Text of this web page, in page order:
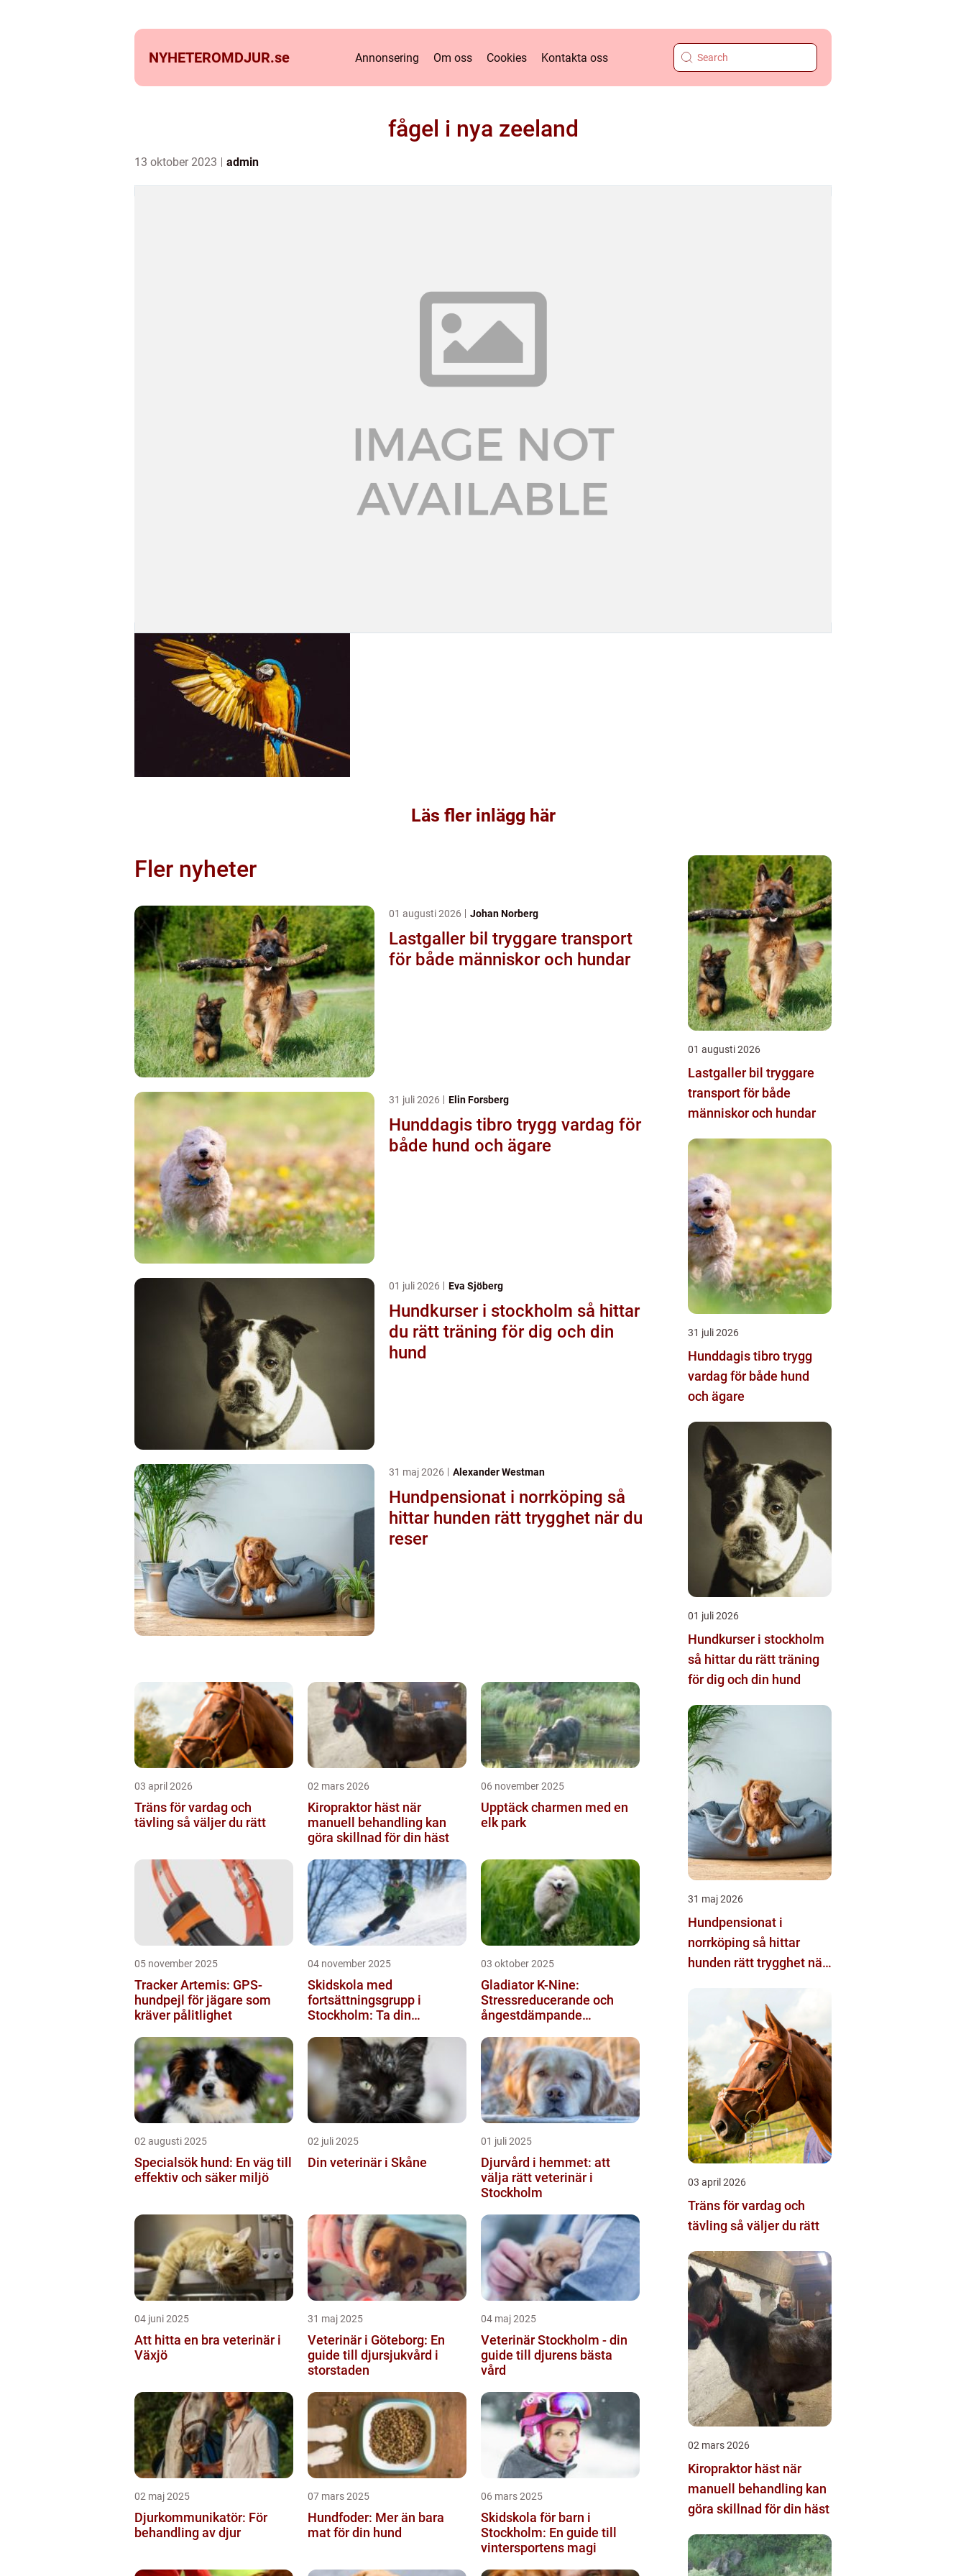
NYHETEROMDJUR.se Annonsering Om oss Cookies Kontakta oss
fågel i nya zeeland
13 oktober 2023 admin
Läs fler inlägg här
Fler nyheter
01 augusti 2026 Johan Norberg
Lastgaller bil tryggare transport
för både människor och hundar
31 juli 2026 Elin Forsberg
Hunddagis tibro trygg vardag för
både hund och ägare
01 juli 2026 Eva Sjöberg
Hundkurser i stockholm så hittar
du rätt träning för dig och din
hund
31 maj 2026 Alexander Westman
Hundpensionat i norrköping så
hittar hunden rätt trygghet när du
reser
03 april 2026
Träns för vardag och
tävling så väljer du rätt
02 mars 2026
Kiropraktor häst när
manuell behandling kan
göra skillnad för din häst
06 november 2025
Upptäck charmen med en
elk park
05 november 2025
Tracker Artemis: GPS-
hundpejl för jägare som
kräver pålitlighet
04 november 2025
Skidskola med
fortsättningsgrupp i
Stockholm: Ta din
03 oktober 2025
Gladiator K-Nine:
Stressreducerande och
ångestdämpande
02 augusti 2025
Specialsök hund: En väg till
effektiv och säker miljö
02 juli 2025
Din veterinär i Skåne
01 juli 2025
Djurvård i hemmet: att
välja rätt veterinär i
Stockholm
04 juni 2025
Att hitta en bra veterinär i
Växjö
31 maj 2025
Veterinär i Göteborg: En
guide till djursjukvård i
storstaden
04 maj 2025
Veterinär Stockholm - din
guide till djurens bästa
vård
02 maj 2025
Djurkommunikatör: För
behandling av djur
07 mars 2025
Hundfoder: Mer än bara
mat för din hund
06 mars 2025
Skidskola för barn i
Stockholm: En guide till
vintersportens magi
01 augusti 2026
Lastgaller bil tryggare
transport för både
människor och hundar
31 juli 2026
Hunddagis tibro trygg
vardag för både hund
och ägare
01 juli 2026
Hundkurser i stockholm
så hittar du rätt träning
för dig och din hund
31 maj 2026
Hundpensionat i
norrköping så hittar
hunden rätt trygghet när
03 april 2026
Träns för vardag och
tävling så väljer du rätt
02 mars 2026
Kiropraktor häst när
manuell behandling kan
göra skillnad för din häst